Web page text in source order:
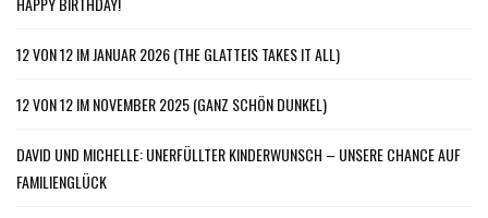
12 VON 12 IM JANUAR 2026 (THE GLATTEIS TAKES IT ALL)
12 VON 12 IM NOVEMBER 2025 (GANZ SCHÖN DUNKEL)
DAVID UND MICHELLE: UNERFÜLLTER KINDERWUNSCH – UNSERE CHANCE AUF
FAMILIENGLÜCK